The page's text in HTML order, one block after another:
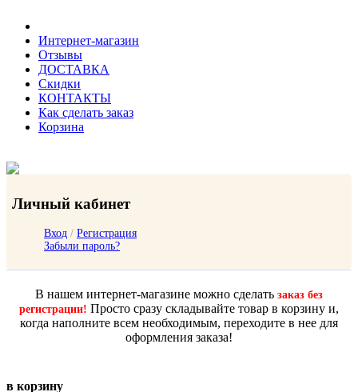
Интернет-магазин
Отзывы
ДОСТАВКА
Скидки
КОНТАКТЫ
Как сделать заказ
Корзина
Личный кабинет
Вход / Регистрация
Забыли пароль?
В нашем интернет-магазине можно сделать заказ без
регистрации! Просто сразу складывайте товар в корзину и,
когда наполните всем необходимым, переходите в нее для
оформления заказа!
в корзину